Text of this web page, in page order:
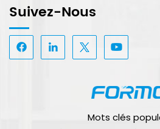
Suivez-Nous
Mots clés